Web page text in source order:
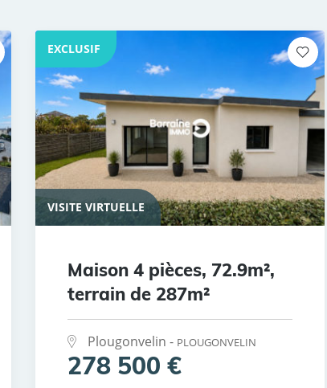
EXCLUSIF
VISITE VIRTUELLE
Maison 4 pièces, 72.9m²,
terrain de 287m²
Plougonvelin - PLOUGONVELIN
278 500 €